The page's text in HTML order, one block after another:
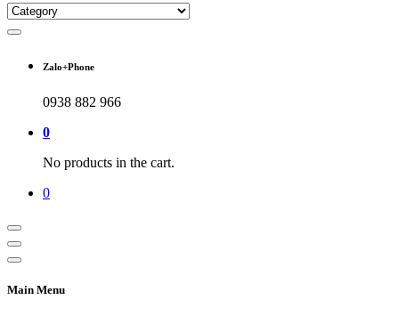
Zalo+Phone
0938 882 966
0
No products in the cart.
0
Main Menu